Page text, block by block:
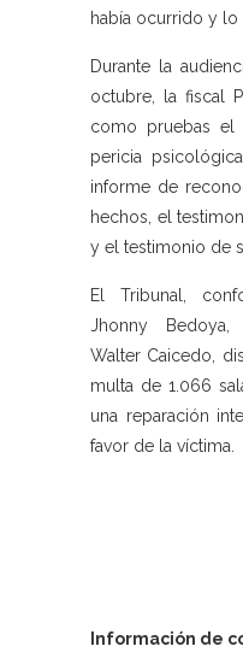
había ocurrido y lo
Durante la
octubre, la fiscal
como pruebas el
pericia
informe de
hechos, el
y el testimonio de
El Tribunal,
Jhonny Bedoya,
Walter Caicedo,
multa de 1.066
una reparación
favor de la víctima.
Información de